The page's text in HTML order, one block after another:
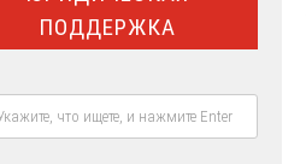
ПОДДЕРЖКА